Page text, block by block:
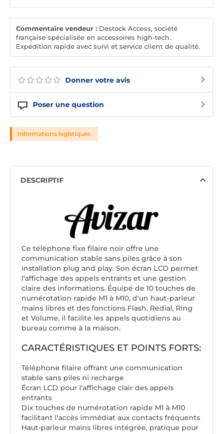
Donner votre avis
Poser une question
Commentaire vendeur : Destock Access, société
française spécialisée en accessoires high-tech.
Expédition rapide avec suivi et service client de qualité.
Informations logistiques
DESCRIPTIF
Ce téléphone fixe filaire noir offre une
communication stable sans piles grâce à son
installation plug and play. Son écran LCD permet
l'affichage des appels entrants et une gestion
claire des informations. Équipé de 10 touches de
numérotation rapide M1 à M10, d'un haut-parleur
mains libres et des fonctions Flash, Redial, Ring
et Volume, il facilite les appels quotidiens au
bureau comme à la maison.
CARACTÉRISTIQUES ET POINTS FORTS:
Téléphone filaire offrant une communication
stable sans piles ni recharge
Écran LCD pour l'affichage clair des appels
entrants
Dix touches de numérotation rapide M1 à M10
facilitant l'accès immédiat aux contacts fréquents
Haut-parleur mains libres intégrée, pratique pour